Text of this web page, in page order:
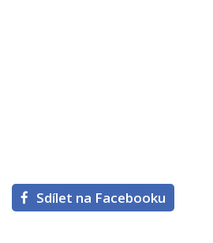
Sdílet na Facebooku